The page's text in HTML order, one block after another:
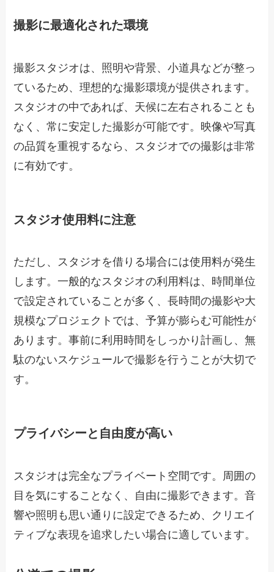
撮影に最適化された環境
撮影スタジオは、照明や背景、小道具などが整っ
ているため、理想的な撮影環境が提供されます。
スタジオの中であれば、天候に左右されることも
なく、常に安定した撮影が可能です。映像や写真
の品質を重視するなら、スタジオでの撮影は非常
に有効です。
スタジオ使用料に注意
ただし、スタジオを借りる場合には使用料が発生
します。一般的なスタジオの利用料は、時間単位
で設定されていることが多く、長時間の撮影や大
規模なプロジェクトでは、予算が膨らむ可能性が
あります。事前に利用時間をしっかり計画し、無
駄のないスケジュールで撮影を行うことが大切で
す。
プライバシーと自由度が高い
スタジオは完全なプライベート空間です。周囲の
目を気にすることなく、自由に撮影できます。音
響や照明も思い通りに設定できるため、クリエイ
ティブな表現を追求したい場合に適しています。